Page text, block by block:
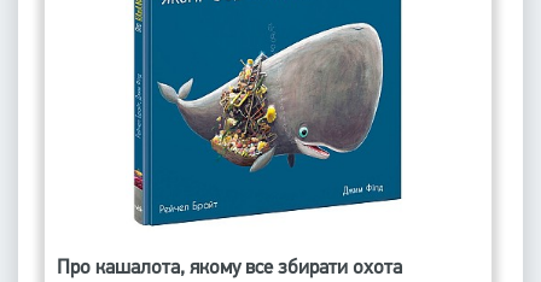
Про кашалота, якому все збирати охота